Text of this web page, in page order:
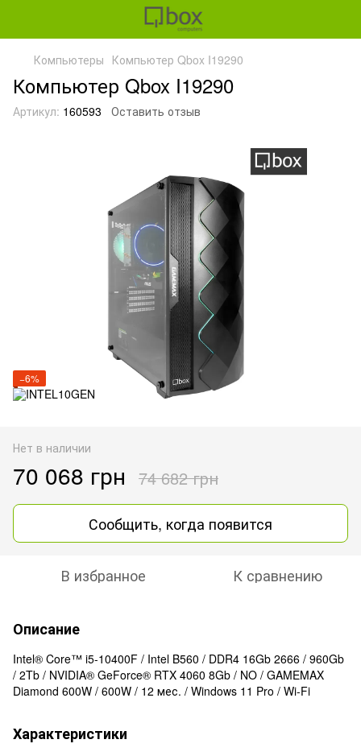
Компьютеры Компьютер Qbox I19290
Компьютер Qbox I19290
Артикул: 160593 Оставить отзыв
−6%
Нет в наличии
70 068 грн 74 682 грн
Сообщить, когда появится
В избранное К сравнению
Описание
Intel® Core™ i5-10400F / Intel B560 / DDR4 16Gb 2666 / 960Gb
/ 2Tb / NVIDIA® GeForce® RTX 4060 8Gb / NO / GAMEMAX
Diamond 600W / 600W / 12 мес. / Windows 11 Pro / Wi-Fi
Характеристики